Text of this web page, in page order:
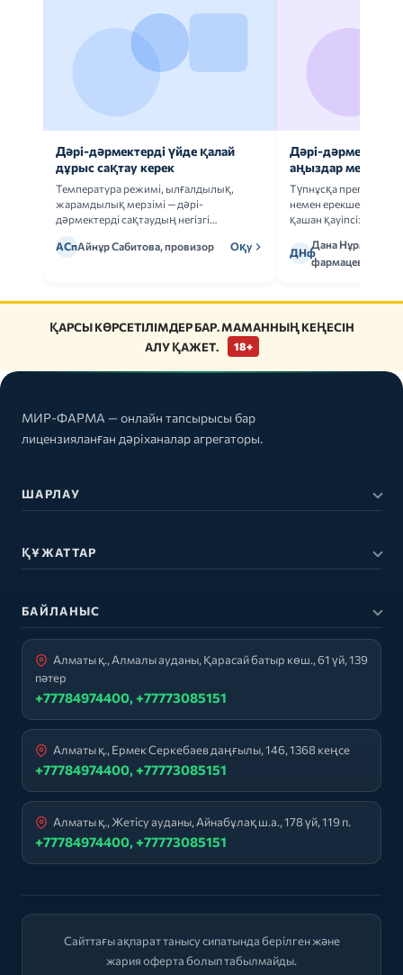
Дәрі-дәрмектерді үйде қалай
дұрыс сақтау керек
Температура режимі, ылғалдылық,
жарамдылық мерзімі — дәрі-
дәрмектерді сақтаудың негізгі
АСпАйнұр Сабитова, провизор Оқу
Дәрі-дәрмек
аңыздар мен
Түпнұсқа
немен ерекшеленеді
қашан қауіпсіз.
ДНф
Дана
фармацевт
ҚАРСЫ КӨРСЕТІЛІМДЕР БАР. МАМАННЫҢ КЕҢЕСІН
АЛУ ҚАЖЕТ.
18+
МИР-ФАРМА — онлайн тапсырысы бар
лицензияланған дәріханалар агрегаторы.
ШАРЛАУ
ҚҰЖАТТАР
БАЙЛАНЫС
Алматы қ., Алмалы ауданы, Қарасай батыр көш., 61 үй, 139
пәтер
+77784974400, +77773085151
Алматы қ., Ермек Серкебаев даңғылы, 146, 1368 кеңсе
+77784974400, +77773085151
Алматы қ., Жетісу ауданы, Айнабұлақ ш.а., 178 үй, 119 п.
+77784974400, +77773085151
Сайттағы ақпарат танысу сипатында берілген және
жария оферта болып табылмайды.